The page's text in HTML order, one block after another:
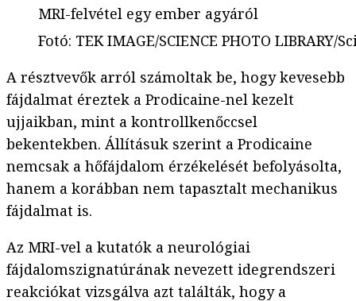
MRI-felvétel egy ember agyáról
Fotó: TEK IMAGE/SCIENCE PHOTO
A résztvevők arról számoltak be, hogy kevesebb
fájdalmat éreztek a Prodicaine-nel kezelt
ujjaikban, mint a kontrollkenőccsel
bekentekben. Állításuk szerint a Prodicaine
nemcsak a hőfájdalom érzékelését befolyásolta,
hanem a korábban nem tapasztalt mechanikus
fájdalmat is.
Az MRI-vel a kutatók a neurológiai
fájdalomszignatúrának nevezett idegrendszeri
reakciókat vizsgálva azt találták, hogy a